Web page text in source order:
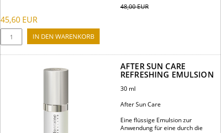
48,00EUR
45,60 EUR
AFTER SUN CARE
REFRESHING EMULSION
30 ml
After Sun Care
Eine flüssige Emulsion zur
Anwendung für eine durch die